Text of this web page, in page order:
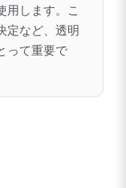
用します。こ
定など、透明
って重要で